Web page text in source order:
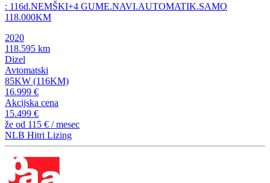
: 116d.NEMŠKI+4 GUME.NAVI.AUTOMATIK.SAMO
118.000KM
2020
118.595 km
Dizel
Avtomatski
85KW (116KM)
16.999 €
Akcijska cena
15.499 €
že od 115 € / mesec
NLB Hitri Lizing